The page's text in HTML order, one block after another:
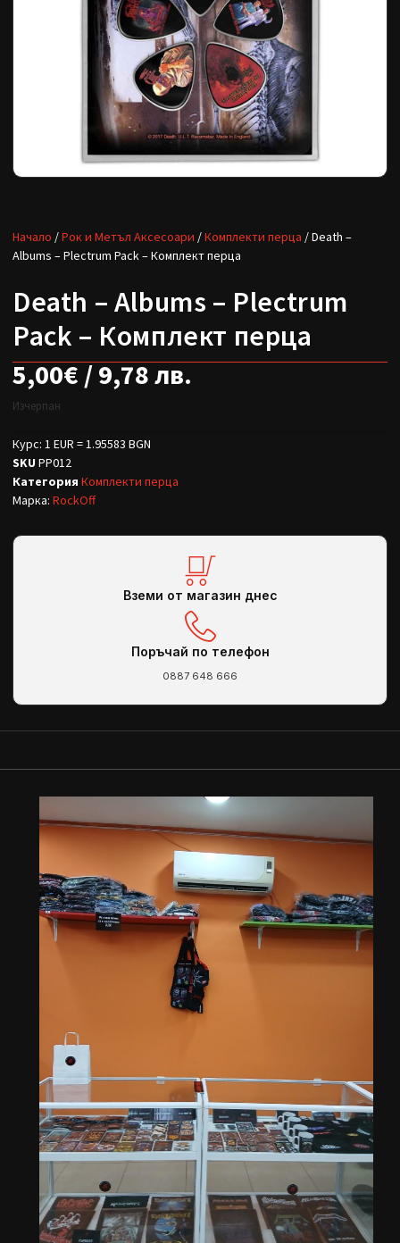
Начало /Рок и Метъл Аксесоари /Комплекти перца / Death –
Albums – Plectrum Pack – Комплект перца
Death – Albums – Plectrum
Pack – Комплект перца
5,00€/ 9,78 лв.
Изчерпан
Курс: 1 EUR = 1.95583 BGN
SKU PP012
Категория Комплекти перца
Марка: RockOff
Вземи от магазин днес
Поръчай по телефон
0887 648 666